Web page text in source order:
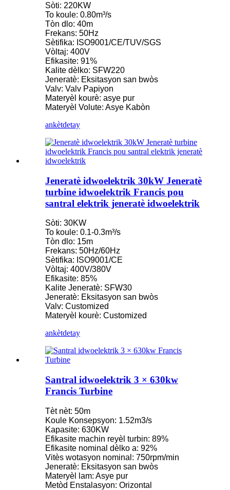
Sòti: 220KW
To koule: 0.80m³/s
Tòn dlo: 40m
Frekans: 50Hz
Sètifika: ISO9001/CE/TUV/SGS
Vòltaj: 400V
Efikasite: 91%
Kalite dèlko: SFW220
Jeneratè: Eksitasyon san bwòs
Valv: Valv Papiyon
Materyèl kourè: asye pur
Materyèl Volute: Asye Kabòn
ankètdetay
Jeneratè idwoelektrik 30kW Jeneratè
turbine idwoelektrik Francis pou
santral elektrik jeneratè idwoelektrik
Sòti: 30KW
To koule: 0.1-0.3m³/s
Tòn dlo: 15m
Frekans: 50Hz/60Hz
Sètifika: ISO9001/CE
Vòltaj: 400V/380V
Efikasite: 85%
Kalite Jeneratè: SFW30
Jeneratè: Eksitasyon san bwòs
Valv: Customized
Materyèl kourè: Customized
ankètdetay
Santral idwoelektrik 3 × 630kw
Francis Turbine
Tèt nèt: 50m
Koule Konsepsyon: 1.52m3/s
Kapasite: 630KW
Efikasite machin reyèl turbin: 89%
Efikasite nominal dèlko a: 92%
Vitès wotasyon nominal: 750rpm/min
Jeneratè: Eksitasyon san bwòs
Materyèl lam: Asye pur
Metòd Enstalasyon: Orizontal